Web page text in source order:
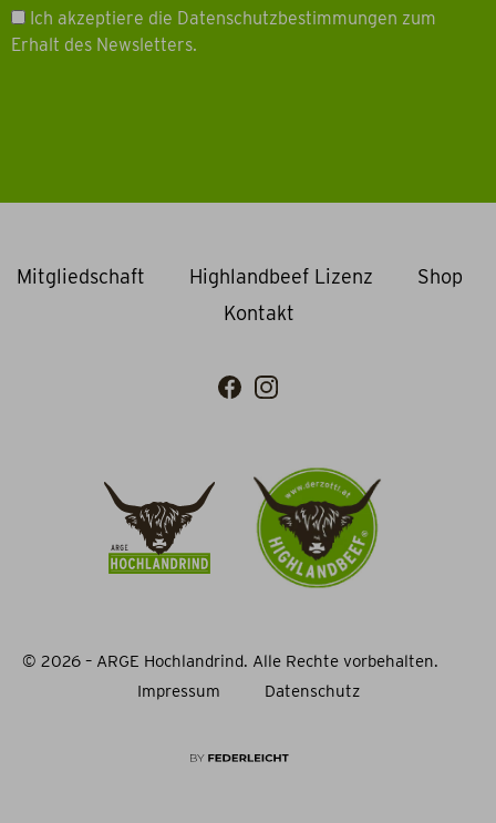
Ich akzeptiere die Datenschutzbestimmungen zum
Erhalt des Newsletters.
Mitgliedschaft Highlandbeef Lizenz
Shop
Kontakt
© 2026 – ARGE Hochlandrind. Alle Rechte vorbehalten.
Impressum
Datenschutz